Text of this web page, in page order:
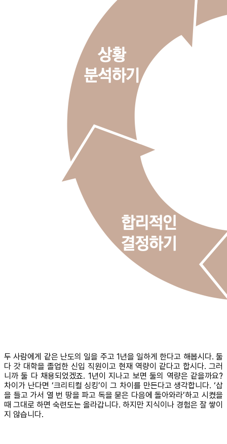
두 사람에게 같은 난도의 일을 주고 1년을 일하게 한다고 해봅시다. 둘
다 갓 대학을 졸업한 신입 직원이고 현재 역량이 같다고 합시다. 그러
니까 둘 다 채용되었겠죠. 1년이 지나고 보면 둘의 역량은 같을까요?
차이가 난다면 ‘크리티컬 싱킹’이 그 차이를 만든다고 생각합니다. ‘삽
을 들고 가서 열 번 땅을 파고 독을 묻은 다음에 돌아와라’하고 시켰을
때 그대로 하면 숙련도는 올라갑니다. 하지만 지식이나 경험은 잘 쌓이
지 않습니다.